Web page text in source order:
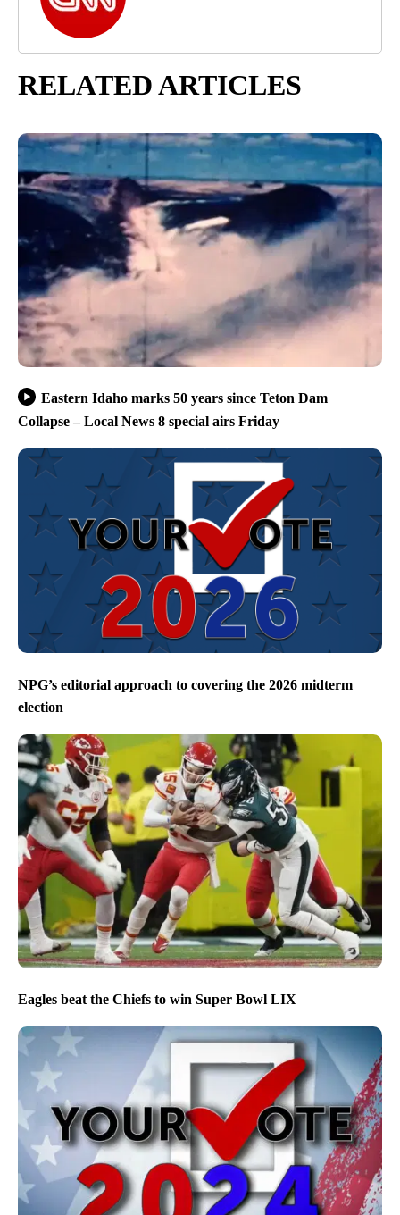
RELATED ARTICLES
Eastern Idaho marks 50 years since Teton Dam
Collapse – Local News 8 special airs Friday
NPG’s editorial approach to covering the 2026 midterm
election
Eagles beat the Chiefs to win Super Bowl LIX